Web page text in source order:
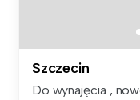
Szczecin
Do wynajęcia ,